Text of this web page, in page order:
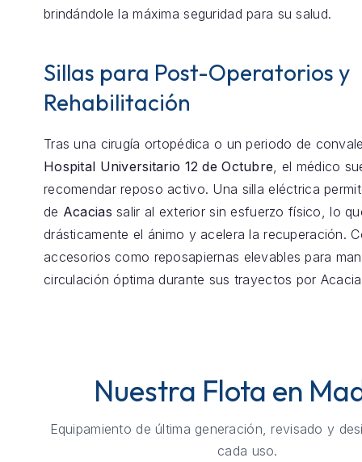
brindándole la máxima seguridad para su salud.
Sillas para Post-Operatorios y
Rehabilitación
Tras una cirugía ortopédica o un periodo de
Hospital Universitario 12 de Octubre, el médico
recomendar reposo activo. Una silla eléctrica
de Acacias salir al exterior sin esfuerzo físico, lo
drásticamente el ánimo y acelera la recuperación.
accesorios como reposapiernas elevables para
circulación óptima durante sus trayectos por
Nuestra Flota en
Equipamiento de última generación, revisado y
cada uso.